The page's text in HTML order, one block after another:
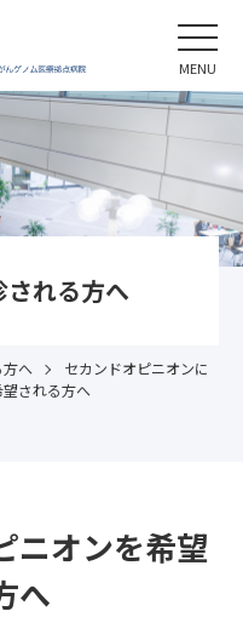
MENU
れる方へ
方へ
セカンドオピニオンに
される方へ
ニオンを希望
へ